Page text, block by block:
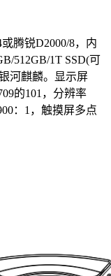
腾锐D2000/8，内
512GB/1T SSD(可
河麒麟。显示屏
的101，分辨率
：1，触摸屏多点